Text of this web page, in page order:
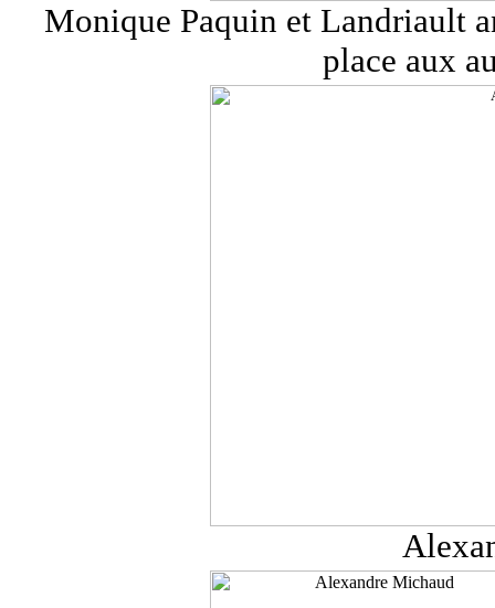
Monique Paquin et Landriault
place aux